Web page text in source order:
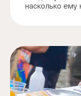
насколько ему